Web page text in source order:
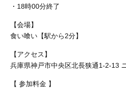
・18時00分終了
【会場】
食い喰い【駅から2分】
【アクセス】
兵庫県神戸市中央区北長狭通1-2-13
【 参加料金 】